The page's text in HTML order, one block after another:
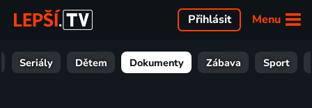
Menu
Přihlásit
Seriály Dětem Dokumenty Zábava Sport